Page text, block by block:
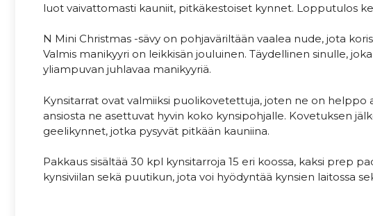
luot vaivattomasti kauniit, pitkäkestoiset kynnet. Lopputulos
N Mini Christmas -sävy on pohjaväriltään vaalea nude, jota
Valmis manikyyri on leikkisän jouluinen. Täydellinen sinulle,
yliampuvan juhlavaa manikyyriä.
Kynsitarrat ovat valmiiksi puolikovetettuja, joten ne on helppo
ansiosta ne asettuvat hyvin koko kynsipohjalle. Kovetuksen
geelikynnet, jotka pysyvät pitkään kauniina.
Pakkaus sisältää 30 kpl kynsitarroja 15 eri koossa, kaksi prep
kynsiviilan sekä puutikun, jota voi hyödyntää kynsien laitossa